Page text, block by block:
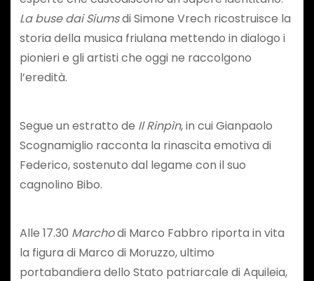
La buse dai Siumsdi Simone Vrech ricostruisce la
storia della musica friulana mettendo in dialogo i
pionieri e gli artisti che oggi ne raccolgono
l’eredità.
Segue un estratto de Il Rinpìn, in cui Gianpaolo
Scognamiglio racconta la rinascita emotiva di
Federico, sostenuto dal legame con il suo
cagnolino Bibo.
Alle 17.30 Marchodi Marco Fabbro riporta in vita
la figura di Marco di Moruzzo, ultimo
portabandiera dello Stato patriarcale di Aquileia,